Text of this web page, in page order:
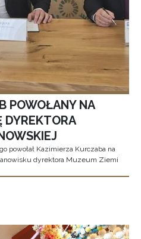
POWOŁANY NA
DYREKTORA
powołał Kazimierza Kurczaba na
dyrektora Muzeum Ziemi